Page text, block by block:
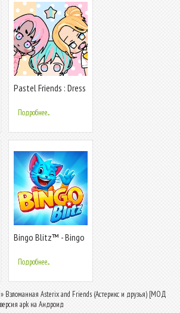
Pastel Friends : Dress
Подробнее...
Bingo Blitz™️ - Bingo
Подробнее...
» Взломанная Asterix and Friends (Астерикс и друзья) [МОД
apk на Андроид